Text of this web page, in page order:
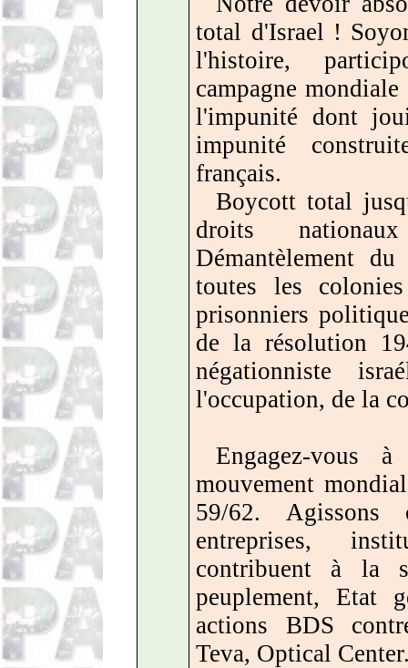
total d'Israel !
l'histoire,
campagne
l'impunité dont
impunité
français.
Boycott total
droits
Démantèlement
toutes les
prisonniers
de la résolution
négationniste
l'occupation, de la
Engagez-vous
mouvement
59/62. Agissons
entreprises,
contribuent à la
peuplement, Etat
actions BDS
Teva, Optical